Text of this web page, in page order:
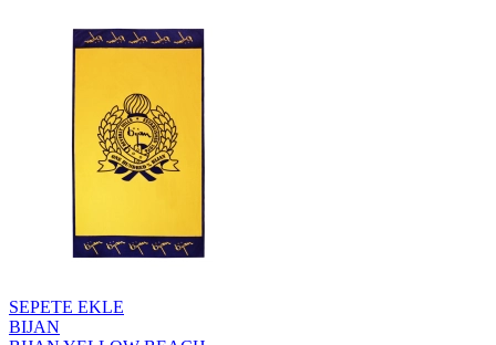
SEPETE EKLE
BIJAN